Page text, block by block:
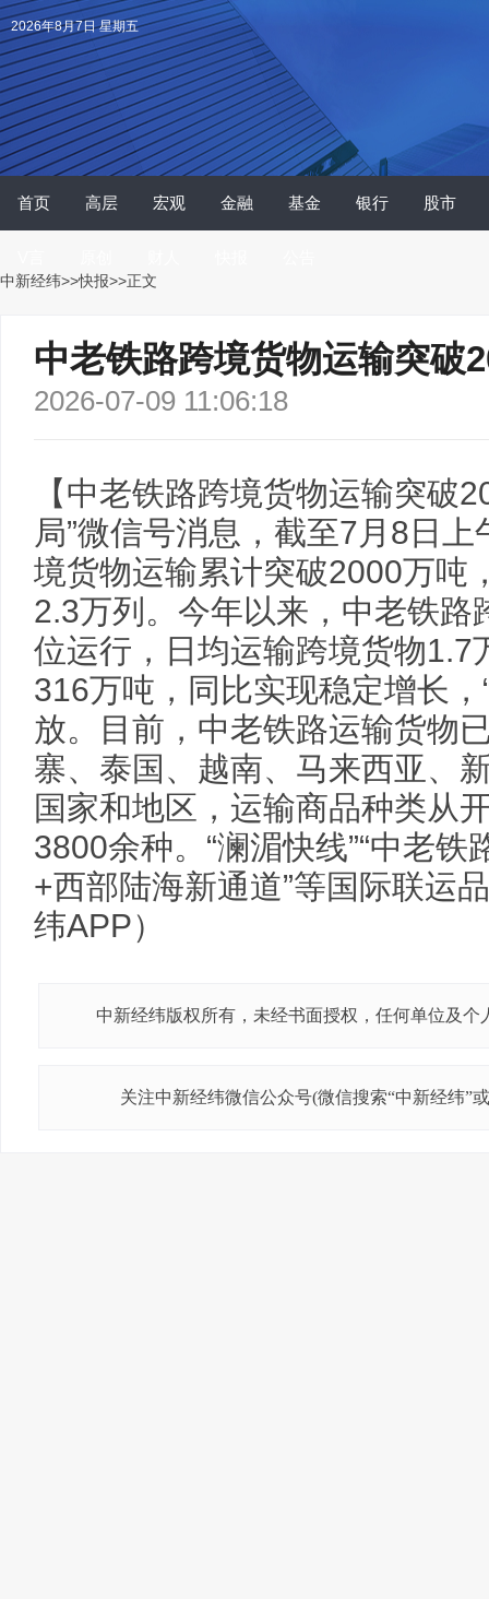
2026年8月7日 星期五
首页 高层 宏观 金融 基金 银行 股市
中新经纬>>快报>>正文
中老铁路跨境货物运输突破
2026-07-09 11:06:18
【中老铁路跨境货物运输突破
局”微信号消息，截至7月8日
境货物运输累计突破2000万吨
2.3万列。今年以来，中老铁路
位运行，日均运输跨境货物1.7
316万吨，同比实现稳定增长，
放。目前，中老铁路运输货物
寨、泰国、越南、马来西亚、
国家和地区，运输商品种类从
3800余种。“澜湄快线”“中老铁
+西部陆海新通道”等国际联运
纬APP）
中新经纬版权所有，未经书面授权，任何单位及
关注中新经纬微信公众号(微信搜索“中新经纬”